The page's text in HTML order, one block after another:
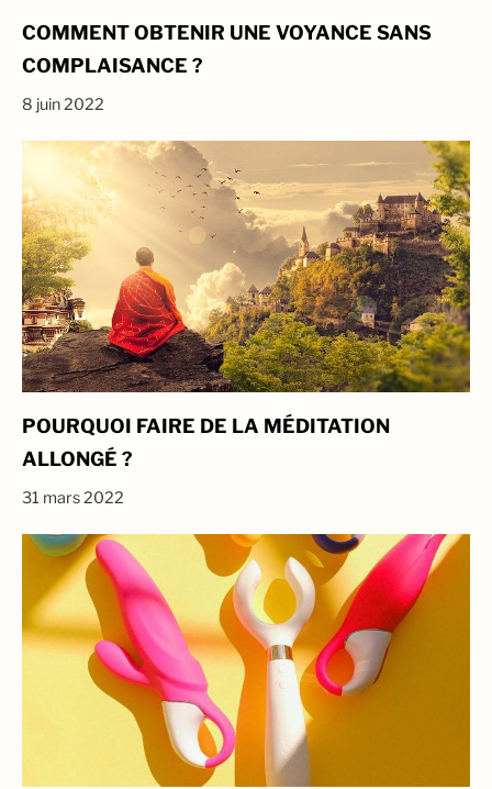
COMMENT OBTENIR UNE VOYANCE SANS
COMPLAISANCE ?
8 juin 2022
POURQUOI FAIRE DE LA MÉDITATION
ALLONGÉ ?
31 mars 2022